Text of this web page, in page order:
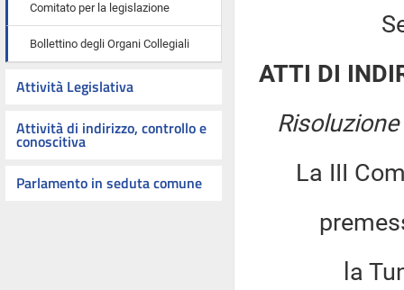
Comitato per la legislazione
Bollettino degli Organi Collegiali
Attività Legislativa
Attività di indirizzo, controllo e
conoscitiva
Parlamento in seduta comune
ATTI DI
La III
la Tunisia